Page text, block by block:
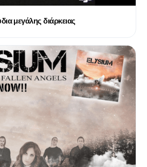
μεγάλης διάρκειας